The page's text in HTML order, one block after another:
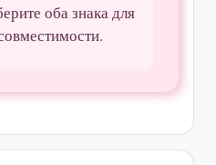
оба знака для